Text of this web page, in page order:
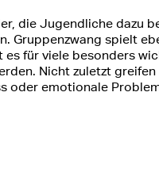
die Jugendliche dazu
Gruppenzwang spielt
für viele besonders
Nicht zuletzt
oder emotionale